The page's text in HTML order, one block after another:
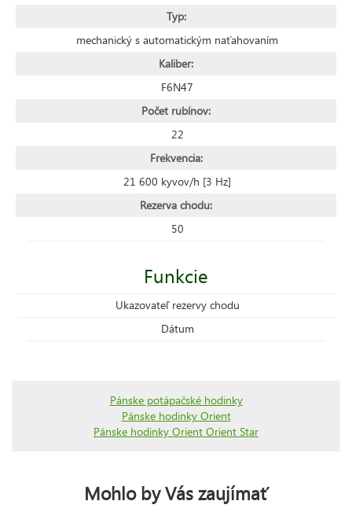
Typ:
mechanický s automatickým naťahovaním
Kaliber:
F6N47
Počet rubínov:
22
Frekvencia:
21 600 kyvov/h [3 Hz]
Rezerva chodu:
50
Funkcie
Ukazovateľ rezervy chodu
Dátum
Pánske potápačské hodinky
Pánske hodinky Orient
Pánske hodinky Orient Orient Star
Mohlo by Vás zaujímať